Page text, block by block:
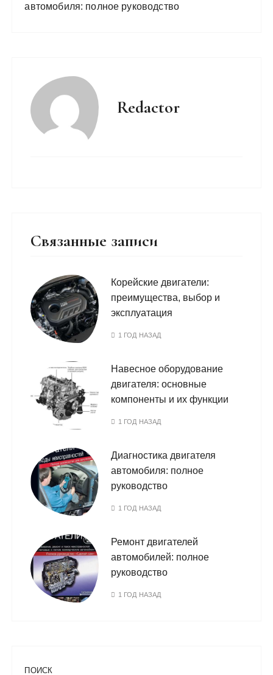
автомобиля: полное руководство
Redactor
Связанные записи
Корейские двигатели:
преимущества, выбор и
эксплуатация
1 ГОД НАЗАД
Навесное оборудование
двигателя: основные
компоненты и их функции
1 ГОД НАЗАД
Диагностика двигателя
автомобиля: полное
руководство
1 ГОД НАЗАД
Ремонт двигателей
автомобилей: полное
руководство
1 ГОД НАЗАД
ПОИСК